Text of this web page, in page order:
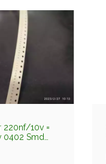
220nf/10v =
0402 Smd